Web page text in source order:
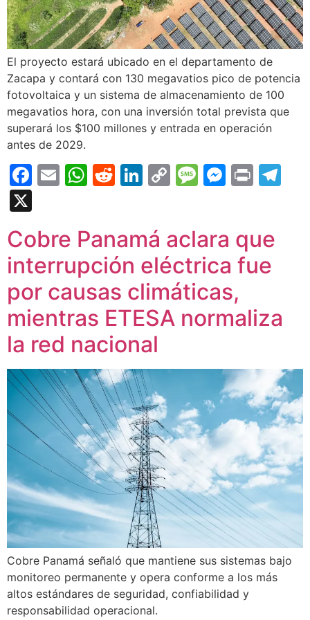
El proyecto estará ubicado en el departamento de
Zacapa y contará con 130 megavatios pico de potencia
fotovoltaica y un sistema de almacenamiento de 100
megavatios hora, con una inversión total prevista que
superará los $100 millones y entrada en operación
antes de 2029.
Facebook
EmailWhatsApp
Reddit
LinkedIn
CopyMessage
Print
Cobre Panamá aclara que
interrupción eléctrica fue
por causas climáticas,
mientras ETESA normaliza
la red nacional
Cobre Panamá señaló que mantiene sus sistemas bajo
monitoreo permanente y opera conforme a los más
altos estándares de seguridad, confiabilidad y
responsabilidad operacional.